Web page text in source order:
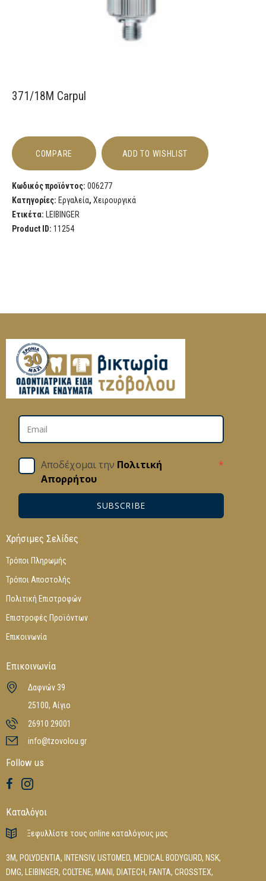
371/18M Carpul
COMPARE ADD TO WISHLIST
Κωδικός προϊόντος: 006277
Κατηγορίες: Εργαλεία, Χειρουργικά
Ετικέτα:
LEIBINGER
Product ID: 11254
Αποδέχομαι την Πολιτική
Απορρήτου
*
SUBSCRIBE
Χρήσιμες Σελίδες
Τρόποι Πληρωμής
Τρόποι Αποστολής
Πολιτική Επιστροφών
Επιστροφές Προϊόντων
Επικοινωνία
Επικοινωνία
Δαφνών 39
25100, Αίγιο
26910 29001
info@tzovolou.gr
Follow us
Καταλόγοι
Ξεφυλλίστε τους online καταλόγους μας
3M, POLYDENTIA, INTENSIV, USTOMED, MEDICAL BODYGURD, NSK,
DMG, LEIBINGER, COLTENE, MANI , DIATECH, FANTA, CROSSTEX,